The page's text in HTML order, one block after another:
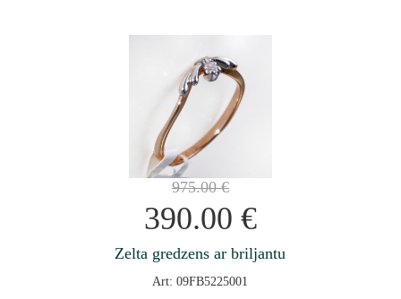
975.00€
390.00 €
Zelta gredzens ar briljantu
Art: 09FB5225001